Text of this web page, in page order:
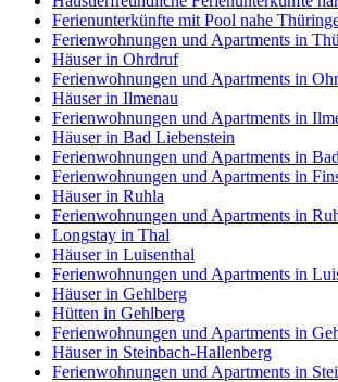
Ferienunterkünfte mit Pool nahe
Ferienwohnungen und Apartments in
Häuser in Ohrdruf
Ferienwohnungen und Apartments in
Häuser in Ilmenau
Ferienwohnungen und Apartments in
Häuser in Bad Liebenstein
Ferienwohnungen und Apartments in
Ferienwohnungen und Apartments in
Häuser in Ruhla
Ferienwohnungen und Apartments in
Longstay in Thal
Häuser in Luisenthal
Ferienwohnungen und Apartments in
Häuser in Gehlberg
Hütten in Gehlberg
Ferienwohnungen und Apartments in
Häuser in Steinbach-Hallenberg
Ferienwohnungen und Apartments in